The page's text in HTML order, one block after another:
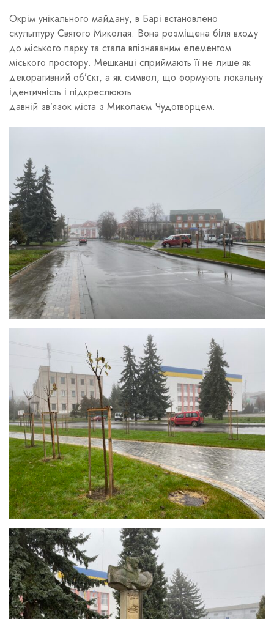
Окрім унікального майдану, в Барі встановлено
скульптуру Святого Миколая. Вона розміщена біля входу
до міського парку та стала впізнаваним елементом
міського простору. Мешканці сприймають її не лише як
декоративний об’єкт, а як символ, що формують локальну
ідентичність і підкреслюють
давній зв’язок міста з Миколаєм Чудотворцем.